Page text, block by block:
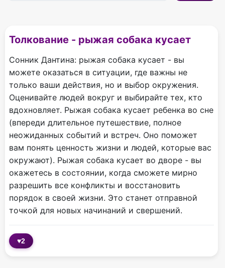
Толкование - рыжая собака кусает
Сонник Дантина: рыжая собака кусает - вы
можете оказаться в ситуации, где важны не
только ваши действия, но и выбор окружения.
Оценивайте людей вокруг и выбирайте тех, кто
вдохновляет. Рыжая собака кусает ребенка во сне
(впереди длительное путешествие, полное
неожиданных событий и встреч. Оно поможет
вам понять ценность жизни и людей, которые вас
окружают). Рыжая собака кусает во дворе - вы
окажетесь в состоянии, когда сможете мирно
разрешить все конфликты и восстановить
порядок в своей жизни. Это станет отправной
точкой для новых начинаний и свершений.
♥2